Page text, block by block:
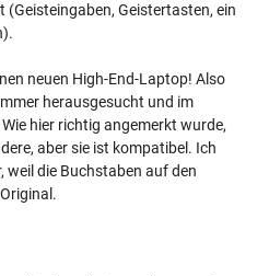
Geistertasten, ein
neuen High-End-Laptop! Also
herausgesucht und im
hier richtig angemerkt wurde,
aber sie ist kompatibel. Ich
weil die Buchstaben auf den